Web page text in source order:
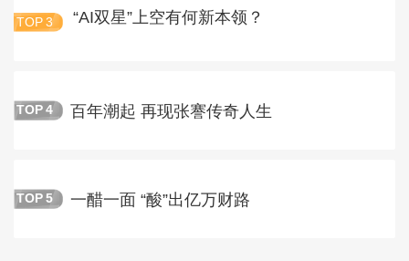
TOP 3 “AI双星”上空有何新本领？
TOP 4 百年潮起 再现张謇传奇人生
TOP 5 一醋一面 “酸”出亿万财路